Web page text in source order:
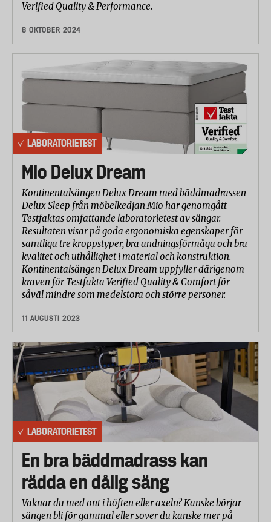
Verified Quality & Performance.
8 OKTOBER 2024
LABORATORIETEST
Mio Delux Dream
Kontinentalsängen Delux Dream med bäddmadrassen
Delux Sleep från möbelkedjan Mio har genomgått
Testfaktas omfattande laboratorietest av sängar.
Resultaten visar på goda ergonomiska egenskaper för
samtliga tre kroppstyper, bra andningsförmåga och bra
kvalitet och uthållighet i material och konstruktion.
Kontinentalsängen Delux Dream uppfyller därigenom
kraven för Testfakta Verified Quality & Comfort för
såväl mindre som medelstora och större personer.
11 AUGUSTI 2023
LABORATORIETEST
En bra bäddmadrass kan
rädda en dålig säng
Vaknar du med ont i höften eller axeln? Kanske börjar
sängen bli för gammal eller sover du kanske mer på